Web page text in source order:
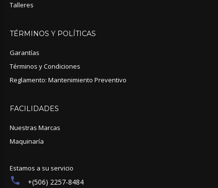
Talleres
TÉRMINOS Y POLÍTICAS
Garantías
Términos y Condiciones
Reglamento: Mantenimiento Preventivo
FACILIDADES
Nuestras Marcas
Maquinaría
Estamos a su servicio
+(506) 2257-8484